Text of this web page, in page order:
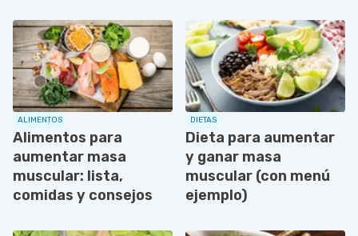
ALIMENTOS
Alimentos para
aumentar masa
muscular: lista,
comidas y consejos
DIETAS
Dieta para aumentar
y ganar masa
muscular (con menú
ejemplo)